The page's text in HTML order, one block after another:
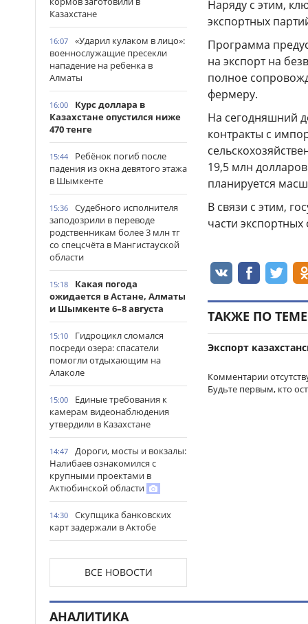
Казахстане
16:07
«Ударил кулаком в лицо»:
военнослужащие пресекли
нападение на ребенка в
Алматы
16:00
Курс доллара в
Казахстане опустился ниже
470 тенге
15:44
Ребёнок погиб после
падения из окна девятого этажа
в Шымкенте
15:36
Судебного исполнителя
заподозрили в переводе
родственникам более 3 млн тг
со спецсчёта в Мангистауской
области
15:18
Какая погода
ожидается в Астане, Алматы
и Шымкенте 6–8 августа
15:10
Гидроцикл сломался
посреди озера: спасатели
помогли отдыхающим на
Алаколе
15:00
Единые требования к
камерам видеонаблюдения
утвердили в Казахстане
14:47
Дороги, мосты и вокзалы:
Налибаев ознакомился с
крупными проектами в
Актюбинской области
14:30
Скупщика банковских
карт задержали в Актобе
масштабный республиканский
проект «Читающая нация»
14:14
Иностранных подростков
спасли в горах Алматинской
ВСЕ НОВОСТИ
Наряду с этим,
экспортных
Программа
на экспорт на
полное
фермеру.
На сегодняшний
контракты с
19,5 млн
планируется
В связи с этим,
части
ТАКЖЕ ПО ТЕМЕ
Экспорт
Комментарии
Будьте первым, кто
АНАЛИТИКА